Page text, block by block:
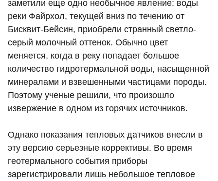
заметили еще одно необычное явление: воды
реки Файрхол, текущей вниз по течению от
Бисквит-Бейсин, приобрели странный светло-
серый молочный оттенок. Обычно цвет
меняется, когда в реку попадает большое
количество гидротермальной воды, насыщенной
минералами и взвешенными частицами породы.
Поэтому ученые решили, что произошло
извержение в одном из горячих источников.
Однако показания тепловых датчиков внесли в
эту версию серьезные коррективы. Во время
геотермального события приборы
зарегистрировали лишь небольшое тепловое